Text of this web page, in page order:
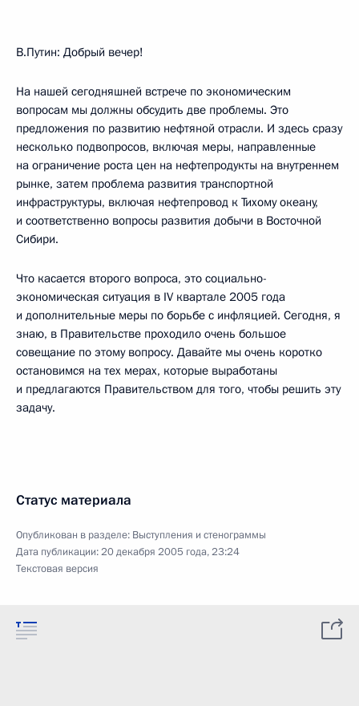
В.Путин: Добрый вечер!
На нашей сегодняшней встрече по экономическим
вопросам мы должны обсудить две проблемы. Это
предложения по развитию нефтяной отрасли. И здесь сразу
несколько подвопросов, включая меры, направленные
на ограничение роста цен на нефтепродукты на внутреннем
рынке, затем проблема развития транспортной
инфраструктуры, включая нефтепровод к Тихому океану,
и соответственно вопросы развития добычи в Восточной
Сибири.
Что касается второго вопроса, это социально-
экономическая ситуация в IV квартале 2005 года
и дополнительные меры по борьбе с инфляцией. Сегодня, я
знаю, в Правительстве проходило очень большое
совещание по этому вопросу. Давайте мы очень коротко
остановимся на тех мерах, которые выработаны
и предлагаются Правительством для того, чтобы решить эту
задачу.
Статус материала
Опубликован в разделе: Выступления и стенограммы
Дата публикации:20 декабря 2005 года, 23:24
Текстовая версия